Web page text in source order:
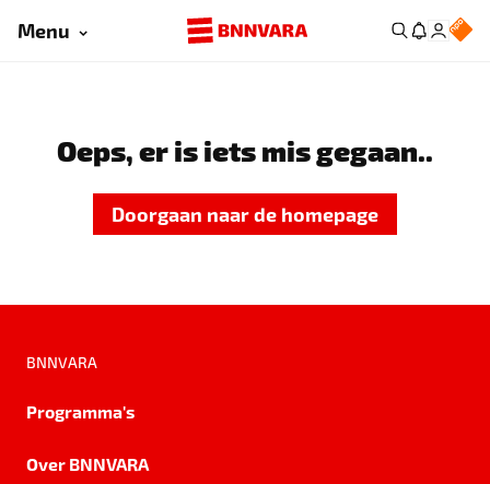
Menu
Oeps, er is iets mis gegaan..
Doorgaan naar de homepage
BNNVARA
Programma's
Over BNNVARA